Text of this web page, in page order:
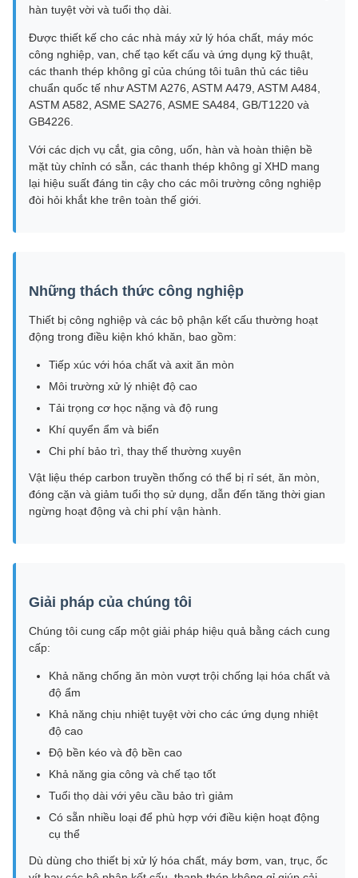
hàn tuyệt vời và tuổi thọ dài.
Được thiết kế cho các nhà máy xử lý hóa chất, máy móc
công nghiệp, van, chế tạo kết cấu và ứng dụng kỹ thuật,
các thanh thép không gỉ của chúng tôi tuân thủ các tiêu
chuẩn quốc tế như ASTM A276, ASTM A479, ASTM A484,
ASTM A582, ASME SA276, ASME SA484, GB/T1220 và
GB4226.
Với các dịch vụ cắt, gia công, uốn, hàn và hoàn thiện bề
mặt tùy chỉnh có sẵn, các thanh thép không gỉ XHD mang
lại hiệu suất đáng tin cậy cho các môi trường công nghiệp
đòi hỏi khắt khe trên toàn thế giới.
Những thách thức công nghiệp
Thiết bị công nghiệp và các bộ phận kết cấu thường hoạt
động trong điều kiện khó khăn, bao gồm:
Tiếp xúc với hóa chất và axit ăn mòn
Môi trường xử lý nhiệt độ cao
Tải trọng cơ học nặng và độ rung
Khí quyển ẩm và biển
Chi phí bảo trì, thay thế thường xuyên
Vật liệu thép carbon truyền thống có thể bị rỉ sét, ăn mòn,
đóng cặn và giảm tuổi thọ sử dụng, dẫn đến tăng thời gian
ngừng hoạt động và chi phí vận hành.
Giải pháp của chúng tôi
Chúng tôi cung cấp một giải pháp hiệu quả bằng cách cung
cấp:
Khả năng chống ăn mòn vượt trội chống lại hóa chất và
độ ẩm
Khả năng chịu nhiệt tuyệt vời cho các ứng dụng nhiệt
độ cao
Độ bền kéo và độ bền cao
Khả năng gia công và chế tạo tốt
Tuổi thọ dài với yêu cầu bảo trì giảm
Có sẵn nhiều loại để phù hợp với điều kiện hoạt động
cụ thể
Dù dùng cho thiết bị xử lý hóa chất, máy bơm, van, trục, ốc